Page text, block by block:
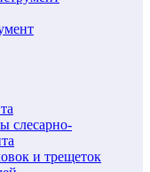
слесарно-
и трещеток